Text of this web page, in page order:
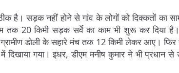
ठीक है। सड़क नहीं होने से गांव के लोगों को दिक्कतों का
तक 20 किमी सड़क सर्वे का काम भी शुरू कर दिया
ग्रामीण डोली के सहारे मंच तक 12 किमी लेकर आए।
गया। इधर, डीएम मनीष कुमार ने भी प्रधान